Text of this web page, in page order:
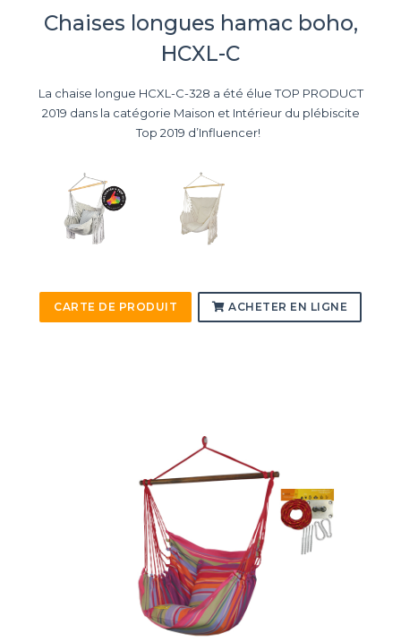
Chaises longues hamac boho,
HCXL-C
La chaise longue HCXL-C-328 a été élue TOP PRODUCT
2019 dans la catégorie Maison et Intérieur du plébiscite
Top 2019 d’Influencer!
CARTE DE PRODUIT ACHETER EN LIGNE